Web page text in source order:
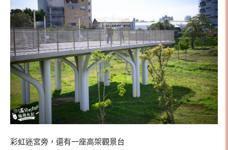
彩虹迷宮旁，還有一座高架觀景台